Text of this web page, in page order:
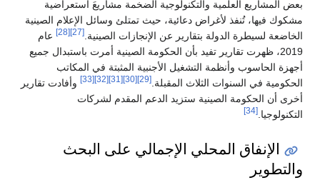
بعض المشاريع العلمية والتكنولوجية الضخمة مشاريعَ استعراضية
مشكوك فيها، تُنفذ لأغراض دعائية، حيث تمتلئ وسائل الإعلام الصينية
الخاضعة لسيطرة الدولة بتقارير عن الإنجازات الصينية.[27]
[28]
عام
2019، ظهرت تقارير تفيد بأن الحكومة الصينية أمرت باستبدال جميع
أجهزة الحاسوب وأنظمة التشغيل الأجنبية المثبتة في المكاتب
الحكومية في السنوات الثلاث المقبلة.[29]
[30]
[31]
[32]
[33]
وأفادت تقارير
أخرى أن الحكومة الصينية ستزيد الدعم المقدم لشركات
التكنولوجيا.[34]
الإنفاق المحلي الإجمالي على البحث
والتطوير